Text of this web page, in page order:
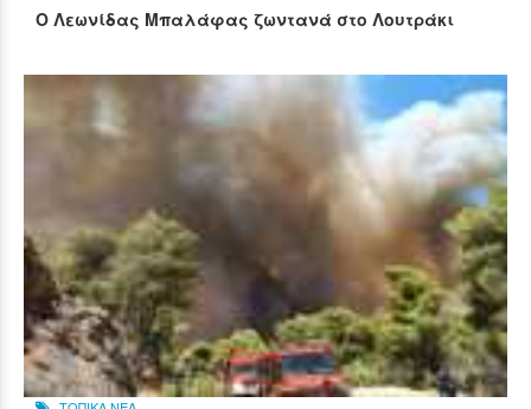
Ο Λεωνίδας Μπαλάφας ζωντανά στο Λουτράκι